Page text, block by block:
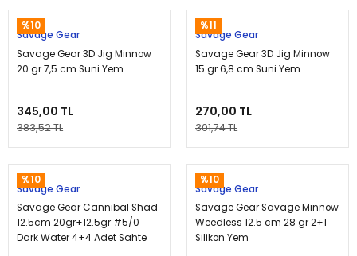
%10
Savage Gear
Savage Gear 3D Jig Minnow
20 gr 7,5 cm Suni Yem
345,00 TL
383,52 TL
%11
Savage Gear
Savage Gear 3D Jig Minnow
15 gr 6,8 cm Suni Yem
270,00 TL
301,74 TL
%10
Savage Gear
Savage Gear Cannibal Shad
12.5cm 20gr+12.5gr #5/0
Dark Water 4+4 Adet Sahte
%10
Savage Gear
Savage Gear Savage Minnow
Weedless 12.5 cm 28 gr 2+1
Silikon Yem